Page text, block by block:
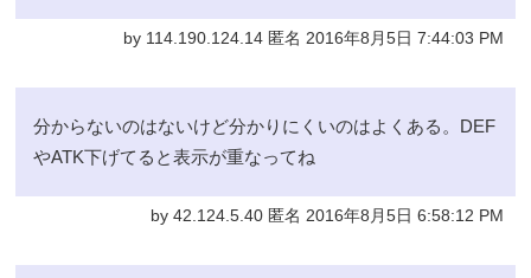
by 114.190.124.14 匿名 2016年8月5日 7:44:03 PM
分からないのはないけど分かりにくいのはよくある。DEF
やATK下げてると表示が重なってね
by 42.124.5.40 匿名 2016年8月5日 6:58:12 PM